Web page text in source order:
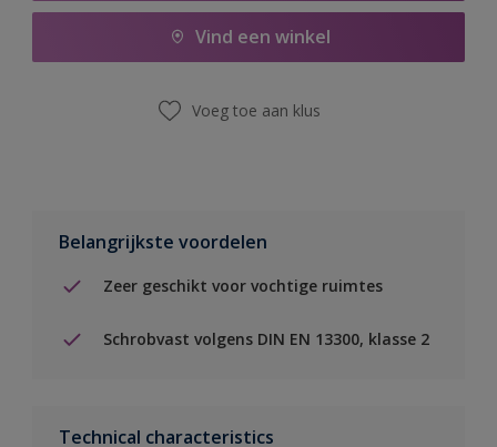
Vind een winkel
Voeg toe aan klus
Belangrijkste voordelen
Zeer geschikt voor vochtige ruimtes
Schrobvast volgens DIN EN 13300, klasse 2
Technical characteristics